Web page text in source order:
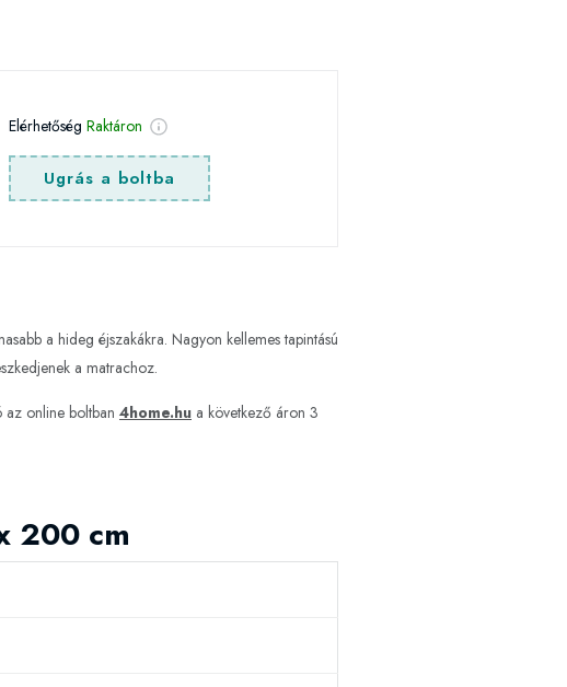
ElérhetőségRaktáron
Ugrás a boltba
a hideg éjszakákra. Nagyon kellemes tapintású
a matrachoz.
az online boltban 4home.hu a következő áron 3
200 cm